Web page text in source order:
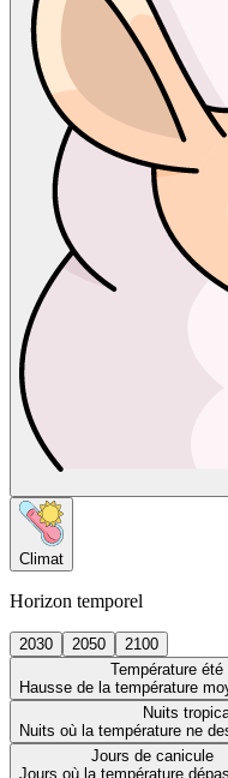
Climat
Horizon temporel
2030 2050
2100
Température été
Hausse de la température
Nuits
Nuits où la température ne
Jours de canicule
Jours où la température